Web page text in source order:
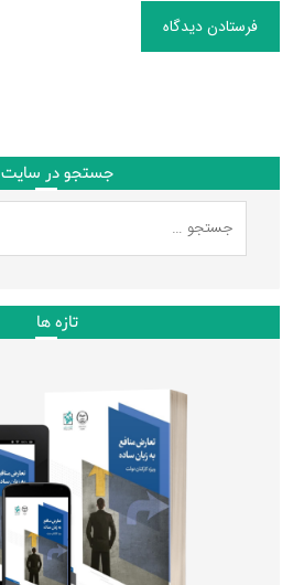
فرستادن دیدگاه
جستجو در سایت
تازه ها